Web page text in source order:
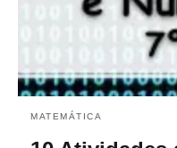
MATEMÁTICA